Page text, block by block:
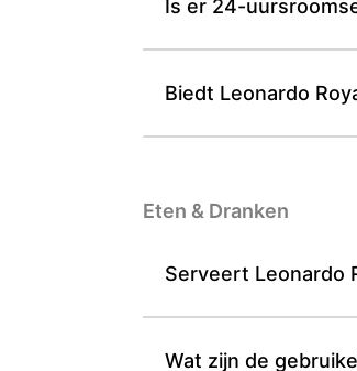
Is er 24-
Biedt Leonardo
Eten & Dranken
Serveert Leonardo
Wat zijn de